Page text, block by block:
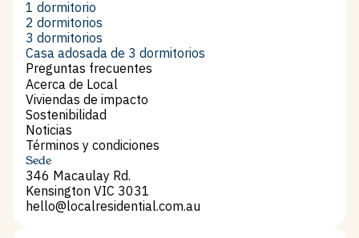
Estudio
1 dormitorio
1 dormitorio
2 dormitorios
2 dormitorios
3 dormitorios
3 dormitorios
Casa adosada de 3 dormitorios
Casa adosada de 3 dormitorios
Preguntas frecuentes
Preguntas frecuentes
Acerca de Local
Acerca de Local
Viviendas de impacto
Viviendas de impacto
Sostenibilidad
Sostenibilidad
Noticias
Noticias
Términos y condiciones
Términos y condiciones
Sede
346 Macaulay Rd.
Kensington VIC 3031
hello@localresidential.com.au